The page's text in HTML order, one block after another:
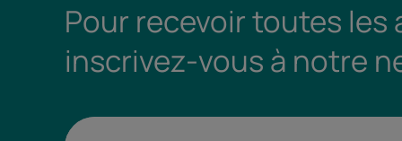
Pour recevoir toutes les
inscrivez-vous à notre